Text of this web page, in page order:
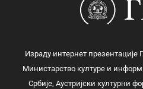
Израду интернет презентације
Министарство културе и
Србије, Аустријски културни